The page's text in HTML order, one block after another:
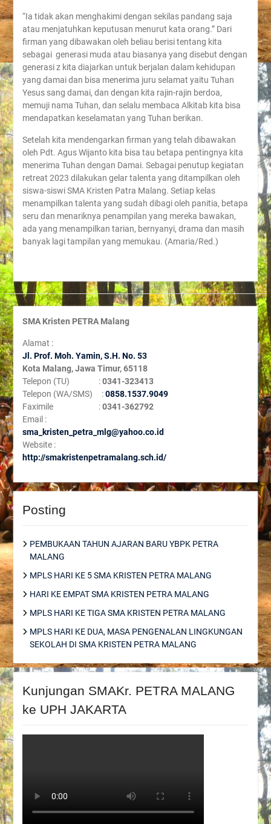
“Ia tidak akan menghakimi dengan sekilas pandang saja
atau menjatuhkan keputusan menurut kata orang.” Dari
firman yang dibawakan oleh beliau berisi tentang kita
sebagai generasi muda atau biasanya yang disebut dengan
generasi z kita diajarkan untuk berjalan dalam kehidupan
yang damai dan bisa menerima juru selamat yaitu Tuhan
Yesus sang damai, dan dengan kita rajin-rajin berdoa,
memuji nama Tuhan, dan selalu membaca Alkitab kita bisa
mendapatkan keselamatan yang Tuhan berikan.
Setelah kita mendengarkan firman yang telah dibawakan
oleh Pdt. Agus Wijanto kita bisa tau betapa pentingnya kita
menerima Tuhan dengan Damai. Sebagai penutup kegiatan
retreat 2023 dilakukan gelar talenta yang ditampilkan oleh
siswa-siswi SMA Kristen Patra Malang. Setiap kelas
menampilkan talenta yang sudah dibagi oleh panitia, betapa
seru dan menariknya penampilan yang mereka bawakan,
ada yang menampilkan tarian, bernyanyi, drama dan masih
banyak lagi tampilan yang memukau. (Amaria/Red.)
SMA Kristen PETRA Malang
Alamat :
Jl. Prof. Moh. Yamin, S.H. No. 53
Kota Malang, Jawa Timur, 65118
Telepon (TU) :0341-323413
Telepon (WA/SMS) :0858.1537.9049
Faximile :0341-362792
Email :
sma_kristen_petra_mlg@yahoo.co.id
Website :
http://smakristenpetramalang.sch.id/
Posting
PEMBUKAAN TAHUN AJARAN BARU YBPK PETRA
MALANG
MPLS HARI KE 5 SMA KRISTEN PETRA MALANG
HARI KE EMPAT SMA KRISTEN PETRA MALANG
MPLS HARI KE TIGA SMA KRISTEN PETRA MALANG
MPLS HARI KE DUA, MASA PENGENALAN LINGKUNGAN
SEKOLAH DI SMA KRISTEN PETRA MALANG
Kunjungan SMAKr. PETRA MALANG
ke UPH JAKARTA